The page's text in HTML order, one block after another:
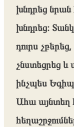
խնդրեց
խնդրեց։
դուրս
չնստեցրեց
ինչպես
Ահա այնտեղ